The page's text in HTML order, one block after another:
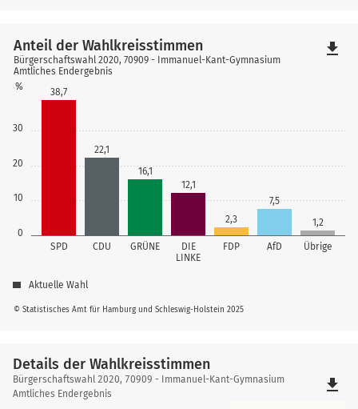
0
10
20
30
%
SPD CDU GRÜNE
DIE
LINKE
FDP AfD Übrige
38,7
22,1
16,1
12,1
2,3
7,5
1,2
© Statistisches Amt für Hamburg und Schleswig-Holstein 2025
Anteil der Wahlkreisstimmen
Bürgerschaftswahl 2020, 70909 - Immanuel-Kant-Gymnasium
Amtliches Endergebnis
Aktuelle Wahl
file_download
Details der Wahlkreisstimmen
Details
der
Bürgerschaftswahl 2020, 70909 - Immanuel-Kant-Gymnasium
Amtliches Endergebnis
file_download